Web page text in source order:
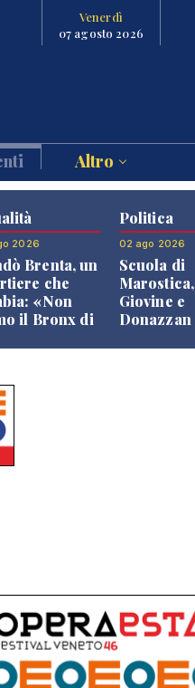
Venerdì
07 agosto 2026
Altro
2026
Brenta, un
che
«Non
il Bronx di
Politica
02 ago 2026
Scuola di
Marostica,
Giovine e
Donazzan